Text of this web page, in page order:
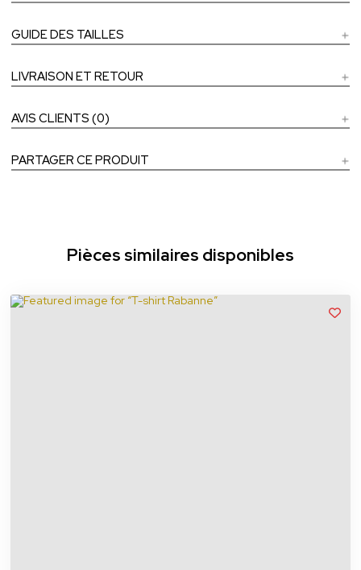
GUIDE DES TAILLES
LIVRAISON ET RETOUR
AVIS CLIENTS (0)
PARTAGER CE PRODUIT
Pièces similaires disponibles